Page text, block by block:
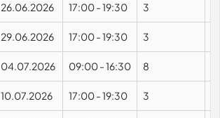
26.06.2026 17:00-19:30 3
29.06.2026 17:00-19:30 3
04.07.2026 09:00-16:30 8
10.07.2026 17:00-19:30 3